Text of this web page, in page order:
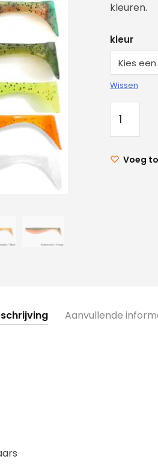
kleuren.
kleur
Wissen
Voeg
Aanvullende